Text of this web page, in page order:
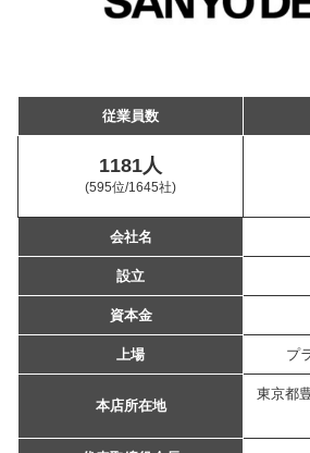
従業員数
1181人
(595位/1645社)
会社名
設立
資本金
上場 プ
本店所在地
東京都